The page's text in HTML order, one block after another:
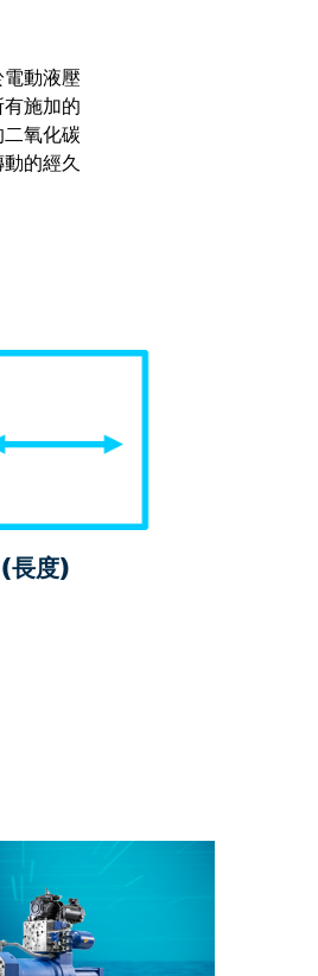
動液壓
施加的
氧化碳
的經久
長度)